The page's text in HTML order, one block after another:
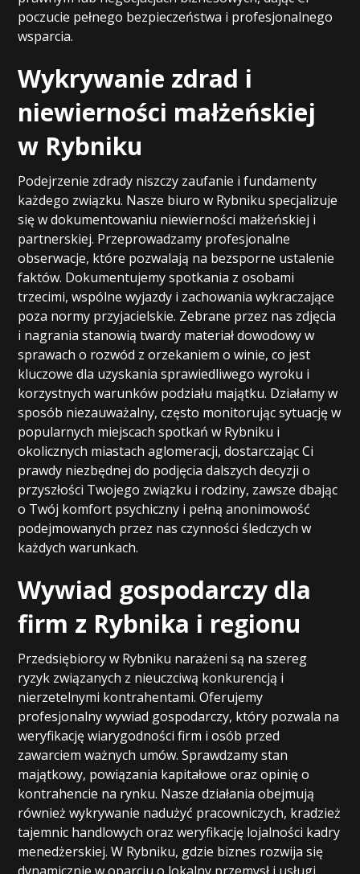
poczucie pełnego bezpieczeństwa i profesjonalnego
wsparcia.
Wykrywanie zdrad i
niewierności małżeńskiej
w Rybniku
Podejrzenie zdrady niszczy zaufanie i fundamenty
każdego związku. Nasze biuro w Rybniku specjalizuje
się w dokumentowaniu niewierności małżeńskiej i
partnerskiej. Przeprowadzamy profesjonalne
obserwacje, które pozwalają na bezsporne ustalenie
faktów. Dokumentujemy spotkania z osobami
trzecimi, wspólne wyjazdy i zachowania wykraczające
poza normy przyjacielskie. Zebrane przez nas zdjęcia
i nagrania stanowią twardy materiał dowodowy w
sprawach o rozwód z orzekaniem o winie, co jest
kluczowe dla uzyskania sprawiedliwego wyroku i
korzystnych warunków podziału majątku. Działamy w
sposób niezauważalny, często monitorując sytuację w
popularnych miejscach spotkań w Rybniku i
okolicznych miastach aglomeracji, dostarczając Ci
prawdy niezbędnej do podjęcia dalszych decyzji o
przyszłości Twojego związku i rodziny, zawsze dbając
o Twój komfort psychiczny i pełną anonimowość
podejmowanych przez nas czynności śledczych w
każdych warunkach.
Wywiad gospodarczy dla
firm z Rybnika i regionu
Przedsiębiorcy w Rybniku narażeni są na szereg
ryzyk związanych z nieuczciwą konkurencją i
nierzetelnymi kontrahentami. Oferujemy
profesjonalny wywiad gospodarczy, który pozwala na
weryfikację wiarygodności firm i osób przed
zawarciem ważnych umów. Sprawdzamy stan
majątkowy, powiązania kapitałowe oraz opinię o
kontrahencie na rynku. Nasze działania obejmują
również wykrywanie nadużyć pracowniczych, kradzież
tajemnic handlowych oraz weryfikację lojalności kadry
menedżerskiej. W Rybniku, gdzie biznes rozwija się